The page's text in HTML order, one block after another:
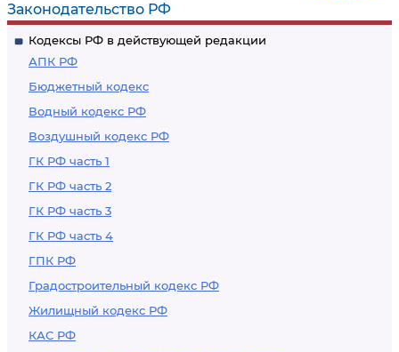
Законодательство РФ
Кодексы РФ в действующей редакции
АПК РФ
Бюджетный кодекс
Водный кодекс РФ
Воздушный кодекс РФ
ГК РФ часть 1
ГК РФ часть 2
ГК РФ часть 3
ГК РФ часть 4
ГПК РФ
Градостроительный кодекс РФ
Жилищный кодекс РФ
КАС РФ